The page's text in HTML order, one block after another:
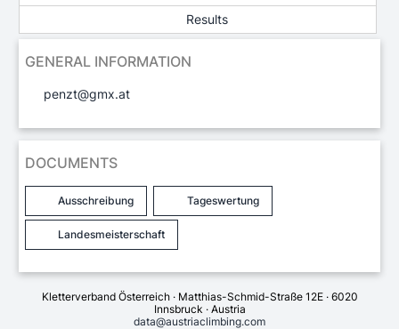
Results
GENERAL INFORMATION
penzt@gmx.at
DOCUMENTS
Ausschreibung Tageswertung
Landesmeisterschaft
Kletterverband Österreich · Matthias-Schmid-Straße 12E · 6020
Innsbruck · Austria
data@austriaclimbing.com